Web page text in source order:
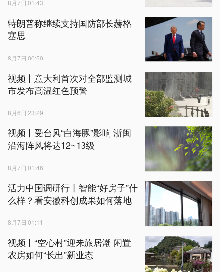
8月7日 01:43
特朗普称继续支持国防部长赫格
塞思
8月7日 00:50
视频丨意大利首次对全部监测城
市发布高温红色预警
8月6日 23:29
视频丨受台风“白海豚”影响 浙闽
沿海阵风将达12~13级
8月7日 01:46
活力中国调研行丨智能“好房子”什
么样？看安徽科创成果如何落地
8月7日 01:11
视频丨“空心村”迎来旅居潮 闲置
农房如何“长出”新业态